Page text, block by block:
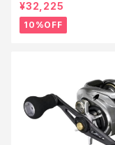
¥32,225
10%OFF